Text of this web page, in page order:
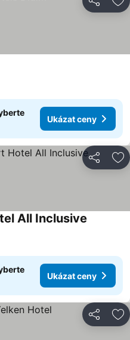
Sdílet
Ukázat ceny
Sdílet
All Inclusive
Ukázat ceny
Sdílet